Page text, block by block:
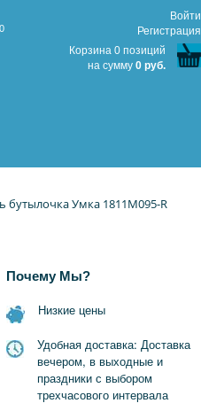
Войти
Регистрация
Корзина 0 позиций
на сумму 0 руб.
бутылочка Умка 1811M095-R
Почему Мы?
Низкие цены
Удобная доставка: Доставка
вечером, в выходные и
праздники с выбором
трехчасового интервала